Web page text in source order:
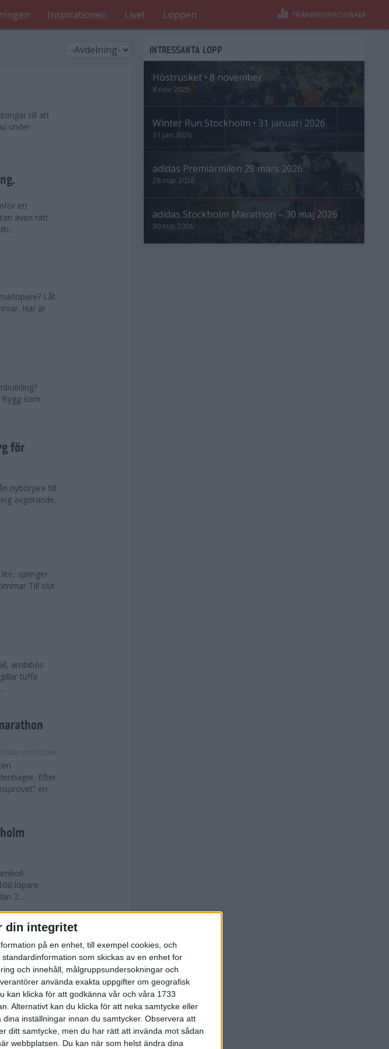
din integritet
på en enhet, till exempel cookies, och
som skickas av en enhet for
och innehåll, målgruppsundersokningar och
använda exakta uppgifter om geografisk
kan klicka för att godkänna vår och våra 1733
Alternativt kan du klicka för att neka samtycke eller
inställningar innan du samtycker. Observera att
ditt samtycke, men du har rätt att invända mot sådan
webbplatsen. Du kan när som helst ändra dina
Inspirationen Livet Loppen TRÄNINGSPROGRAM
till att
under
ett
även rätt
Låt
Här är
som
för
nybörjare till
avgörande.
springer
Till slut
ambitiös
tuffa
Maratonlabbet
Efter
en
löpare
2...
Ramboll
riktigt
INTRESSANTA LOPP
Höstrusket • 8 november
8 nov 2025
Winter Run Stockholm • 31 januari 2026
31 jan 2026
adidas Premiärmilen 28 mars 2026
28 mar 2026
adidas Stockholm Marathon – 30 maj 2026
30 maj 2026